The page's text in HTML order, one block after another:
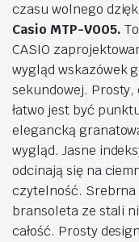
czasu wolnego
Casio MTP-V005.
CASIO
wygląd wskazówek
sekundowej.
łatwo jest być
elegancką
wygląd. Jasne
odcinają się na
czytelność.
bransoleta ze stali
całość. Prosty